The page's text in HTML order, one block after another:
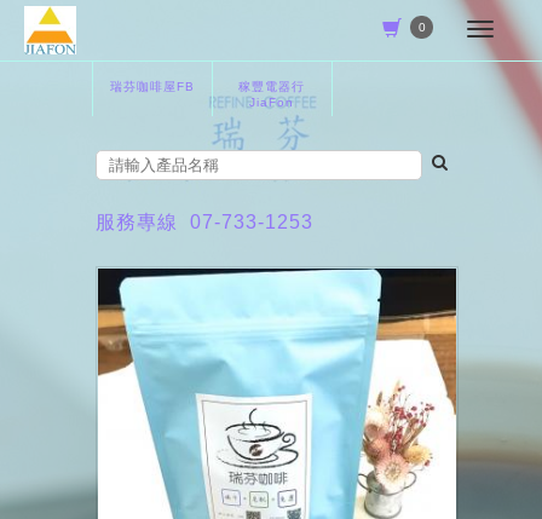
0
瑞芬咖啡屋FB
稼豐電器行
JiaFon
服務專線 07-733-1253